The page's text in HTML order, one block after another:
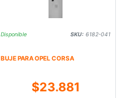
Disponible SKU: 6182-041
BUJE PARA OPEL CORSA
$23.881